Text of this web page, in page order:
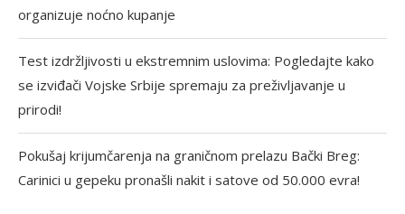
organizuje noćno kupanje
Test izdržljivosti u ekstremnim uslovima: Pogledajte kako
se izviđači Vojske Srbije spremaju za preživljavanje u
prirodi!
Pokušaj krijumčarenja na graničnom prelazu Bački Breg:
Carinici u gepeku pronašli nakit i satove od 50.000 evra!